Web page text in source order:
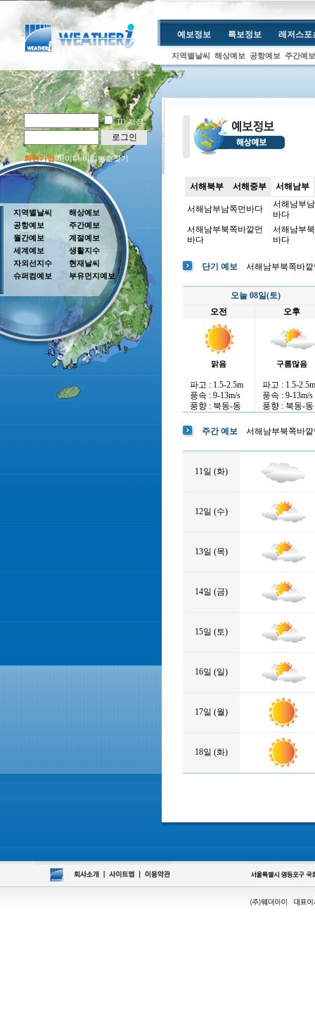
ID 저장
로그인
회원가입아이디/비밀번호찾기
예보정보 특보정보 레저스포
지역별날씨 해상예보 공항예보 주간예보
지역별날씨
공항예보
월간예보
세계예보
자외선지수
슈퍼컴예보
해상예보
주간예보
계절예보
생활지수
현재날씨
부유먼지예보
서해북부 서해중부 서해남부
서해남부남쪽먼바다
서해남부
바다
서해남부북쪽바깥먼
바다
서해남부
바다
단기 예보 서해남부북쪽바깥
오늘 08일(토)
오전
오후
맑음 구름많음
파고 : 1.5-2.5m
풍속 : 9-13m/s
풍향 : 북동-동
파고 : 1.5-2.5m
풍속 : 9-13m/s
풍향 : 북동-동
주간 예보 서해남부북쪽바깥
11일 (화)
12일 (수)
13일 (목)
14일 (금)
15일 (토)
16일 (일)
17일 (월)
18일 (화)